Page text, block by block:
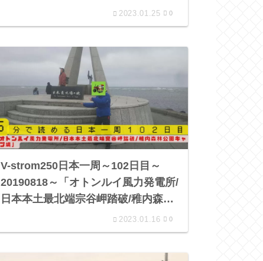
2023.01.25 0
V-strom250日本一周～102日目～
20190818～「オトンルイ風力発電所/
日本本土最北端宗谷岬踏破/稚内森林
2023.01.16 0